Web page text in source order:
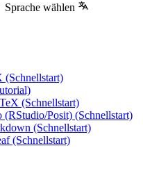
Sprache wählen
(Schnellstart)
(Schnellstart)
Posit) (Schnellstart)
(Schnellstart)
(Schnellstart)